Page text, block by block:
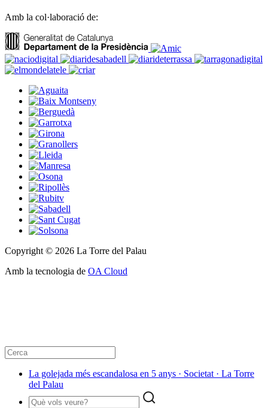
Amb la col·laboració de:
Copyright © 2026 La Torre del Palau
Amb la tecnologia de OA Cloud
La golejada més escandalosa en 5 anys · Societat · La Torre
del Palau